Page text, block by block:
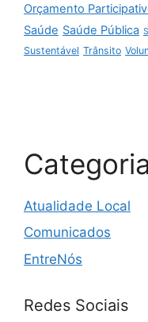
Orçamento
Saúde Saúde Pública
Sustentável Trânsito
Atualidade Local
Comunicados
EntreNós
Redes Sociais